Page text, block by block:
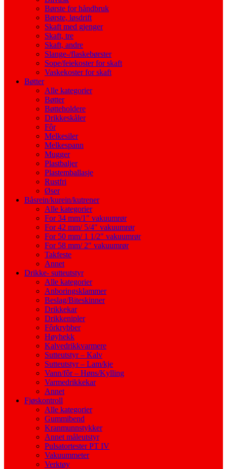
Børste for håndbruk
Børste, løsdrift
Skaft med gjenger
Skaft, tre
Skaft, andre
Slange-/flaskebørster
Sope/feiekoster for skaft
Vaskekoster for skaft
Bøtter
Alle kategorier
Bøtter
Bøtteholdere
Drikkeskåler
Fôr
Melkesiler
Melkespann
Mugger
Plastbaljer
Plastemballasje
Rustfri
Øser
Båsrein/kurein/kutrener
Alle kategorier
For 34 mm/1″ vakuumrør
For 42 mm/ 5/4″ vakuumrør
For 50 mm/ 1 1/2″ vakuumrør
For 58 mm/ 2″ vakuumrør
Takfeste
Annet
Drikke- sutteutstyr
Alle kategorier
Anboringsklammer
Beslag/Biteskinner
Drikkekar
Drikkenipler
Fôrkrybber
Høyhekk
Kalvedrikkvarmere
Sutteutstyr – Kalv
Sutteutstyr – Lam/kje
Vann/fôr – Høns/Kylling
Varmedrikkekar
Annet
Fjøskontroll
Alle kategorier
Gummibend
Kranmunnstykker
Annet måleutstyr
Pulsatortester PT IV
Vakuummeter
Verktøy